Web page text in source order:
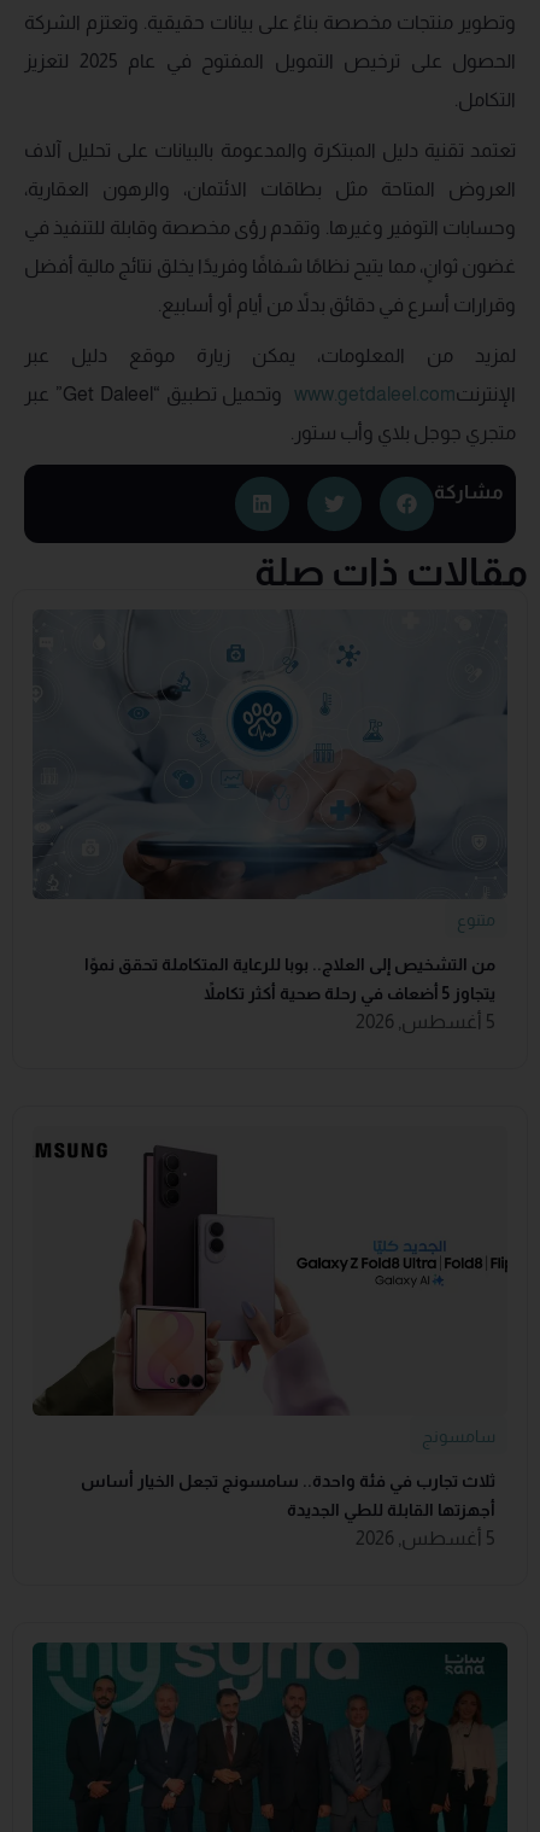
وتطوير منتجات مخصصة بناءً على بيانات حقيقية. وتعتزم الشركة
الحصول على ترخيص التمويل المفتوح في عام 2025 لتعزيز
التكامل.
تعتمد تقنية دليل المبتكرة والمدعومة بالبيانات على تحليل آلاف
العروض المتاحة مثل بطاقات الائتمان، والرهون العقارية،
وحسابات التوفير وغيرها. وتقدم رؤى مخصصة وقابلة للتنفيذ في
غضون ثوانٍ، مما يتيح نظامًا شفافًا وفريدًا يخلق نتائج مالية أفضل
وقرارات أسرع في دقائق بدلاً من أيام أو أسابيع.
لمزيد من المعلومات، يمكن زيارة موقع دليل عبر
الإنترنتwww.getdaleel.com
وتحميل تطبيق “Get Daleel” عبر
متجري جوجل بلاي وأب ستور.
مشاركة
مقالات ذات صلة
متنوع
من التشخيص إلى العلاج.. بوبا للرعاية المتكاملة تحقق نموًا
يتجاوز 5 أضعاف في رحلة صحية أكثر تكاملاً
5 أغسطس, 2026
سامسونج
ثلاث تجارب في فئة واحدة.. سامسونج تجعل الخيار أساس
أجهزتها القابلة للطي الجديدة
5 أغسطس, 2026